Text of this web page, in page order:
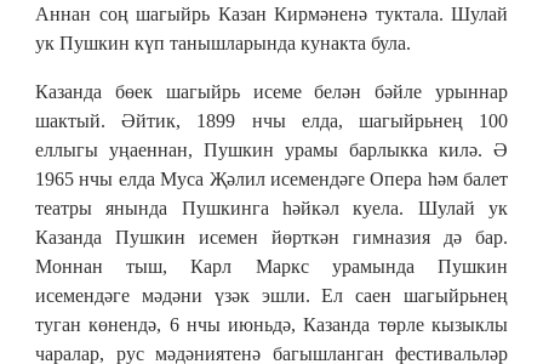
Аннан соң шагыйрь Казан Кирмәненә туктала. Шулай
ук Пушкин күп танышларында кунакта була.
Казанда бөек шагыйрь исеме белән бәйле урыннар
шактый. Әйтик, 1899 нчы елда, шагыйрьнең 100
еллыгы уңаеннан, Пушкин урамы барлыкка килә. Ә
1965 нчы елда Муса Җәлил исемендәге Опера һәм балет
театры янында Пушкинга һәйкәл куела. Шулай ук
Казанда Пушкин исемен йөрткән гимназия дә бар.
Моннан тыш, Карл Маркс урамында Пушкин
исемендәге мәдәни үзәк эшли. Ел саен шагыйрьнең
туган көнендә, 6 нчы июньдә, Казанда төрле кызыклы
чаралар, рус мәдәниятенә багышланган фестивальләр